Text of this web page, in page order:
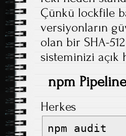
Çünkü lockfile
versiyonların
olan bir SHA-
sisteminizi
npm
Herkes
npm audit